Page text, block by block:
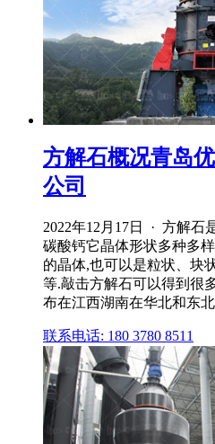
方解石概况青岛
公司
2022年12月17日 · 方解石
碳酸钙它晶体形状多种多
的晶体,也可以是粒状、块
等.敲击方解石可以得到很
布在江西湖南在华北和东
联系电话: 180 3780 8511